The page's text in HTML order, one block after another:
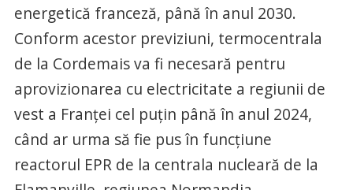
energetică franceză, până în anul 2030.
Conform acestor previziuni, termocentrala
de la Cordemais va fi necesară pentru
aprovizionarea cu electricitate a regiunii de
vest a Franţei cel puţin până în anul 2024,
când ar urma să fie pus în funcţiune
reactorul EPR de la centrala nucleară de la